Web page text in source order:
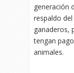
generación
respaldo
ganaderos,
tengan
animales.